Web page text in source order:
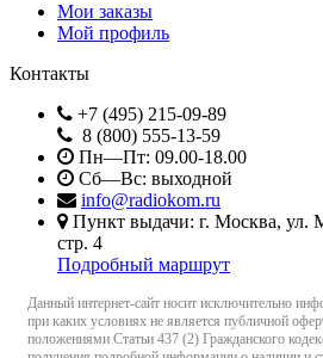
Мои заказы
Мой профиль
Контакты
+7 (495) 215-09-89
8 (800) 555-13-59
Пн—Пт: 09.00-18.00
Сб—Вс: выходной
info@radiokom.ru
Пункт выдачи: г. Москва, ул.
стр. 4
Подробный маршрут
Данный интернет-сайт носит исключительно
при каких условиях не является публичной
положениями Статьи 437 (2) Гражданского